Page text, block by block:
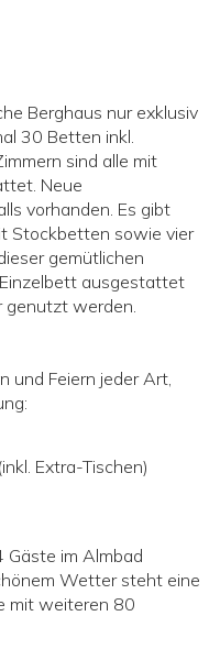
Berghaus nur exklusiv
30 Betten inkl.
sind alle mit
Neue
vorhanden. Es gibt
Stockbetten sowie vier
gemütlichen
Einzelbett ausgestattet
genutzt werden.
und Feiern jeder Art,
Extra-Tischen)
Gäste im Almbad
Wetter steht eine
mit weiteren 80